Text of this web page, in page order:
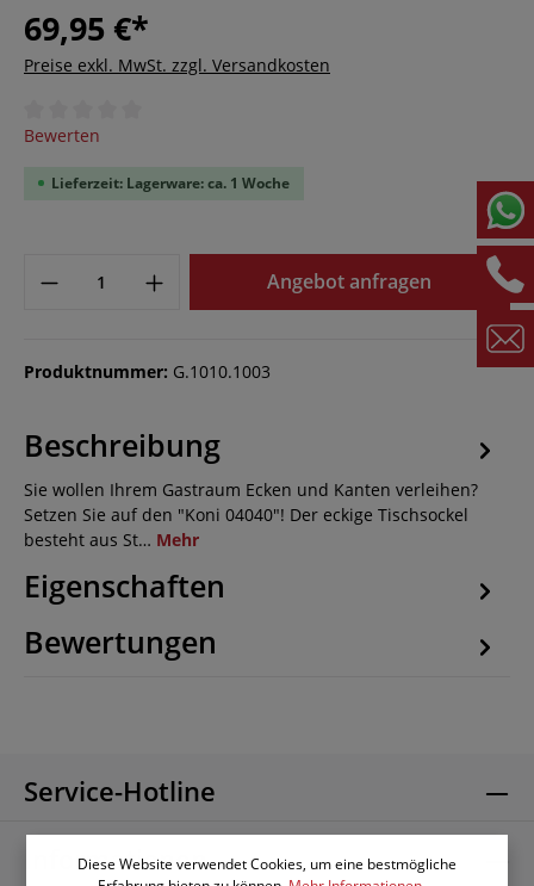
69,95 €*
Preise exkl. MwSt. zzgl. Versandkosten
Durchschnittliche Bewertung von 0 von 5 Sternen
Bewerten
Lieferzeit: Lagerware: ca. 1 Woche
Angebot anfragen
Produktnummer: G.1010.1003
Beschreibung
Sie wollen Ihrem Gastraum Ecken und Kanten verleihen?
Setzen Sie auf den "Koni 04040"! Der eckige Tischsockel
besteht aus St… Mehr
Eigenschaften
Bewertungen
Service-Hotline
Informationen
Diese Website verwendet Cookies, um eine bestmögliche